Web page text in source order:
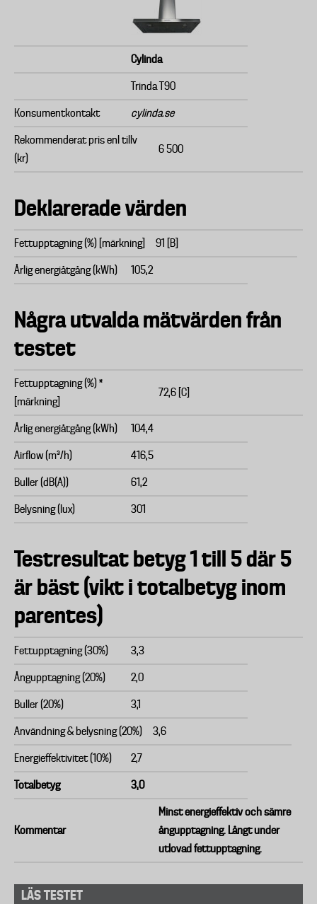
Cylinda
Trinda T90
Konsumentkontakt cylinda.se
Rekommenderat pris enl tillv
(kr)
6 500
Deklarerade värden
Fettupptagning (%) [märkning] 91 [B]
Årlig energiåtgång (kWh) 105,2
Några utvalda mätvärden från
testet
Fettupptagning (%) *
[märkning]
72,6 [C]
Årlig energiåtgång (kWh) 104,4
Airflow (m³/h) 416,5
Buller (dB(A)) 61,2
Belysning (lux) 301
Testresultat betyg 1 till 5 där 5
är bäst (vikt i totalbetyg inom
parentes)
Fettupptagning (30%) 3,3
Ångupptagning (20%) 2,0
Buller (20%) 3,1
Användning & belysning (20%) 3,6
Energieffektivitet (10%) 2,7
Totalbetyg 3,0
Kommentar
Minst energieffektiv och sämre
ångupptagning. Långt under
utlovad fettupptagning.
LÄS TESTET